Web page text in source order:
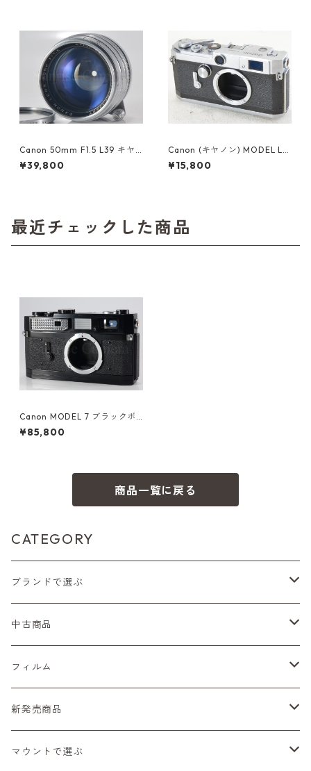
Canon 50mm F1.5 L39 キヤ
ノン (60349)
¥39,800
Canon (キヤノン) MODEL L1
型レンジファインダーボディ
（21776）
¥15,800
最近チェックした商品
Canon MODEL 7 ブラックボ
ディ 整備済 革ケース付 キヤノ
ン (55679)
¥85,800
商品一覧に戻る
CATEGORY
ブランドで選ぶ
Nikon（ニコン）
Sシリーズ
Fシリーズ（一桁＋F100）
Canon（キヤノン）
レンジファインダー（7、P）
PENTAX（ペンタックス）
SL、SP
CONTAX（コンタックス）
中古商品
フィルムカメラ
一眼レフカメラ（マニュアルフォーカス）
一眼レフカメラ（オートフォーカス）
デジタルカメラ
一眼カメラ
マニュアルレンズ
フィルム
レンズ付きフィルム
35mm（135）カラーネガ
新発売商品
フィルムカメラ
マウントで選ぶ